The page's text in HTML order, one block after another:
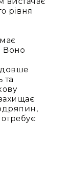
рівня
Воно
довше
та